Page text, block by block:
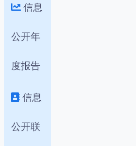
信息
公开年
度报告
信息
公开联